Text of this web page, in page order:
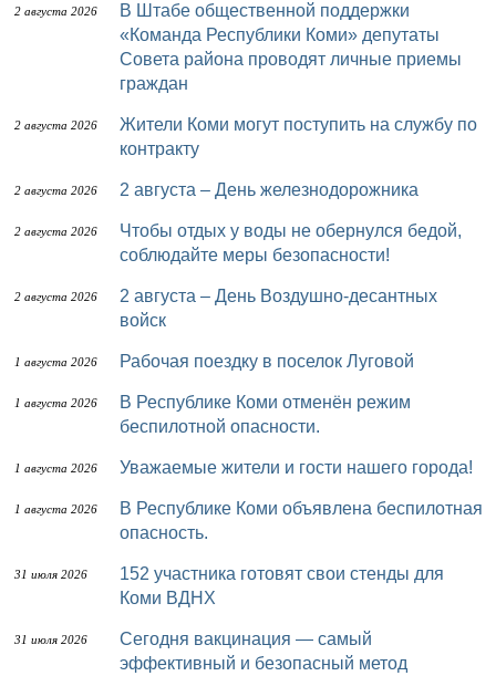
2 августа 2026
В Штабе общественной поддержки
«Команда Республики Коми» депутаты
Совета района проводят личные приемы
граждан
2 августа 2026
Жители Коми могут поступить на службу по
контракту
2 августа 2026 2 августа – День железнодорожника
2 августа 2026
Чтобы отдых у воды не обернулся бедой,
соблюдайте меры безопасности!
2 августа 2026
2 августа – День Воздушно-десантных
войск
1 августа 2026 Рабочая поездку в поселок Луговой
1 августа 2026
В Республике Коми отменён режим
беспилотной опасности.
1 августа 2026 Уважаемые жители и гости нашего города!
1 августа 2026
В Республике Коми объявлена беспилотная
опасность.
31 июля 2026
152 участника готовят свои стенды для
Коми ВДНХ
31 июля 2026
Сегодня вакцинация — самый
эффективный и безопасный метод